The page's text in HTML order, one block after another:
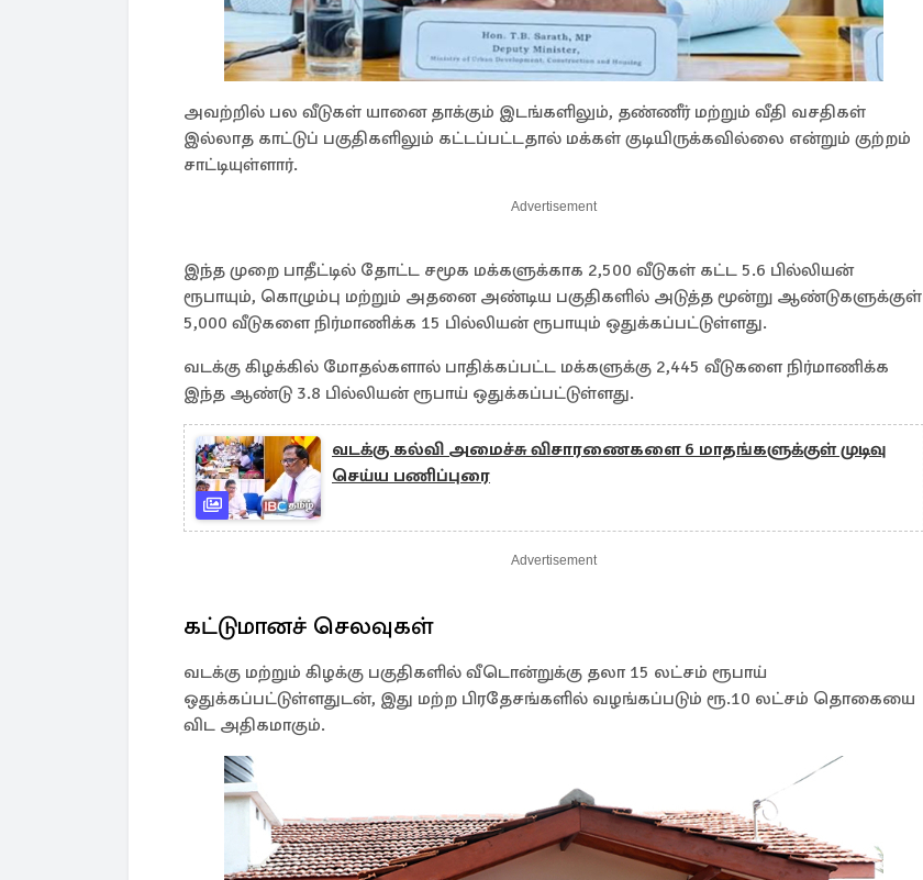
அவற்றில் பல வீடுகள் யானை தாக்கும் இடங்களிலும், தண்ணீர் மற்றும் வீதி வசதிகள்
இல்லாத காட்டுப் பகுதிகளிலும் கட்டப்பட்டதால் மக்கள் குடியிருக்கவில்லை என்றும் குற்றம்
சாட்டியுள்ளார்.
Advertisement
இந்த முறை பாதீட்டில் தோட்ட சமூக மக்களுக்காக 2,500 வீடுகள் கட்ட 5.6 பில்லியன்
ரூபாயும், கொழும்பு மற்றும் அதனை அண்டிய பகுதிகளில் அடுத்த மூன்று ஆண்டுகளுக்குள்
5,000 வீடுகளை நிர்மாணிக்க 15 பில்லியன் ரூபாயும் ஒதுக்கப்பட்டுள்ளது.
வடக்கு கிழக்கில் மோதல்களால் பாதிக்கப்பட்ட மக்களுக்கு 2,445 வீடுகளை நிர்மாணிக்க
இந்த ஆண்டு 3.8 பில்லியன் ரூபாய் ஒதுக்கப்பட்டுள்ளது.
வடக்கு கல்வி அமைச்சு விசாரணைகளை 6 மாதங்களுக்குள் முடிவு
செய்ய பணிப்புரை
Advertisement
கட்டுமானச் செலவுகள்
வடக்கு மற்றும் கிழக்கு பகுதிகளில் வீடொன்றுக்கு தலா 15 லட்சம் ரூபாய்
ஒதுக்கப்பட்டுள்ளதுடன், இது மற்ற பிரதேசங்களில் வழங்கப்படும் ரூ.10 லட்சம் தொகையை
விட அதிகமாகும்.